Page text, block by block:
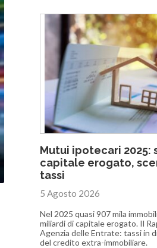
Mutui ipotecari 2025:
capitale erogato,
tassi
5 Agosto 2026
Nel 2025 quasi 907 mila
miliardi di capitale erogato. Il
Agenzia delle Entrate: tassi in
del credito extra-immobiliare.